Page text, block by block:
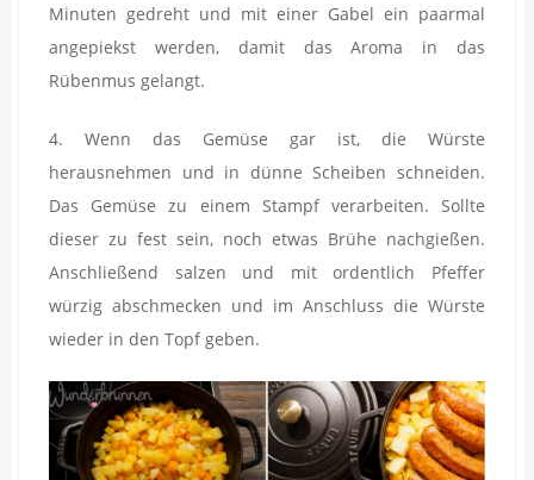
Minuten gedreht und mit einer Gabel ein paarmal
angepiekst werden, damit das Aroma in das
Rübenmus gelangt.
4. Wenn das Gemüse gar ist, die Würste
herausnehmen und in dünne Scheiben schneiden.
Das Gemüse zu einem Stampf verarbeiten. Sollte
dieser zu fest sein, noch etwas Brühe nachgießen.
Anschließend salzen und mit ordentlich Pfeffer
würzig abschmecken und im Anschluss die Würste
wieder in den Topf geben.